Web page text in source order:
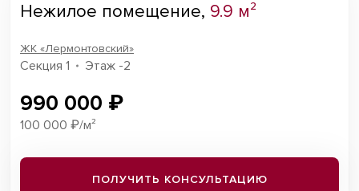
Нежилое помещение, 9.9 м²
ЖК «Лермонтовский»
Секция 1 Этаж -2
990 000 ₽
100 000 ₽/м²
ПОЛУЧИТЬ КОНСУЛЬТАЦИЮ